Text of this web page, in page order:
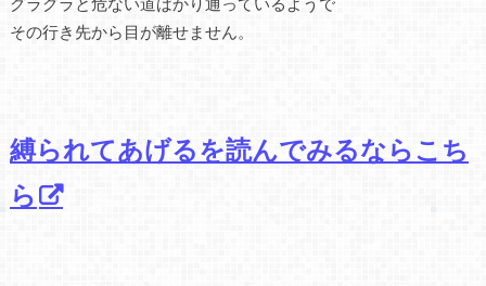
その行き先から目が離せません。
縛られてあげるを読んでみるならこち
ら